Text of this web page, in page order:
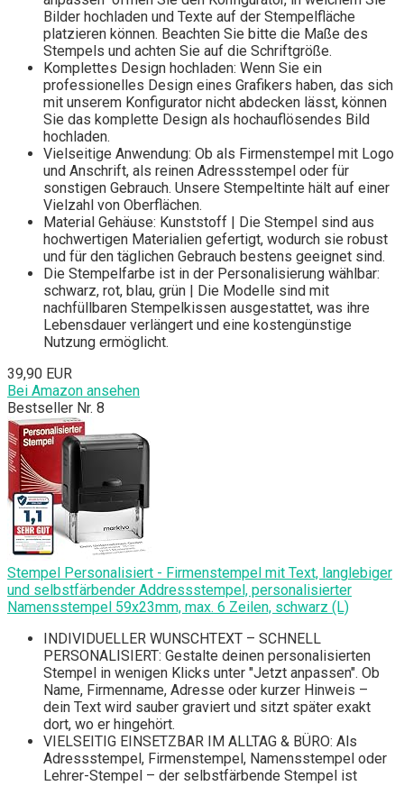
Bilder hochladen und Texte auf der Stempelfläche
platzieren können. Beachten Sie bitte die Maße des
Stempels und achten Sie auf die Schriftgröße.
Komplettes Design hochladen: Wenn Sie ein
professionelles Design eines Grafikers haben, das sich
mit unserem Konfigurator nicht abdecken lässt, können
Sie das komplette Design als hochauflösendes Bild
hochladen.
Vielseitige Anwendung: Ob als Firmenstempel mit Logo
und Anschrift, als reinen Adressstempel oder für
sonstigen Gebrauch. Unsere Stempeltinte hält auf einer
Vielzahl von Oberflächen.
Material Gehäuse: Kunststoff | Die Stempel sind aus
hochwertigen Materialien gefertigt, wodurch sie robust
und für den täglichen Gebrauch bestens geeignet sind.
Die Stempelfarbe ist in der Personalisierung wählbar:
schwarz, rot, blau, grün | Die Modelle sind mit
nachfüllbaren Stempelkissen ausgestattet, was ihre
Lebensdauer verlängert und eine kostengünstige
Nutzung ermöglicht.
39,90 EUR
Bei Amazon ansehen
Bestseller Nr. 8
Stempel Personalisiert - Firmenstempel mit Text, langlebiger
und selbstfärbender Addressstempel, personalisierter
Namensstempel 59x23mm, max. 6 Zeilen, schwarz (L)
INDIVIDUELLER WUNSCHTEXT – SCHNELL
PERSONALISIERT: Gestalte deinen personalisierten
Stempel in wenigen Klicks unter "Jetzt anpassen". Ob
Name, Firmenname, Adresse oder kurzer Hinweis –
dein Text wird sauber graviert und sitzt später exakt
dort, wo er hingehört.
VIELSEITIG EINSETZBAR IM ALLTAG & BÜRO: Als
Adressstempel, Firmenstempel, Namensstempel oder
Lehrer-Stempel – der selbstfärbende Stempel ist